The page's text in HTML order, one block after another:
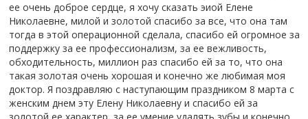
ее очень доброе сердце, я хочу сказать эиой Елене
Николаевне, милой и золотой спасибо за все, что она там
тогда в этой операционной сделала, спасибо ей огромное за
поддержку за ее профессионализм, за ее вежливость,
обходительность, миллион раз спасибо ей за то, что она
такая золотая очень хорошая и конечно же любимая моя
доктор. Я поздравляю с наступающим праздником 8 марта с
женским днем эту Елену Николаевну и спасибо ей за